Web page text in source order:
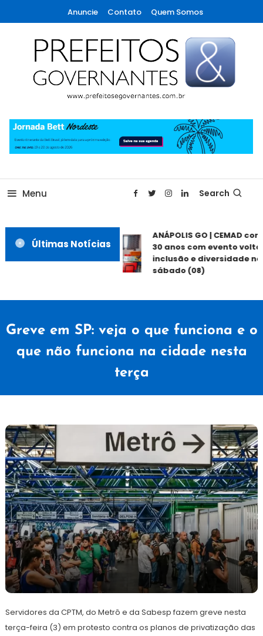
To
Content
Anuncie Contato Quem Somos
Prefeitos & Governantes
Menu Search
Últimas Notícias
ANÁPOLIS GO | CEMAD
30 anos com evento
inclusão e diversidade
sábado (08)
Greve em SP: veja o que funciona e o
que não funciona na cidade nesta
terça
outubro
de
Redação
Servidores da CPTM, do Metrô e da Sabesp fazem greve nesta
terça-feira (3) em protesto contra os planos de privatização das